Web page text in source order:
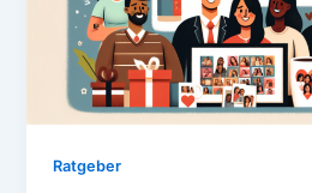
Ratgeber